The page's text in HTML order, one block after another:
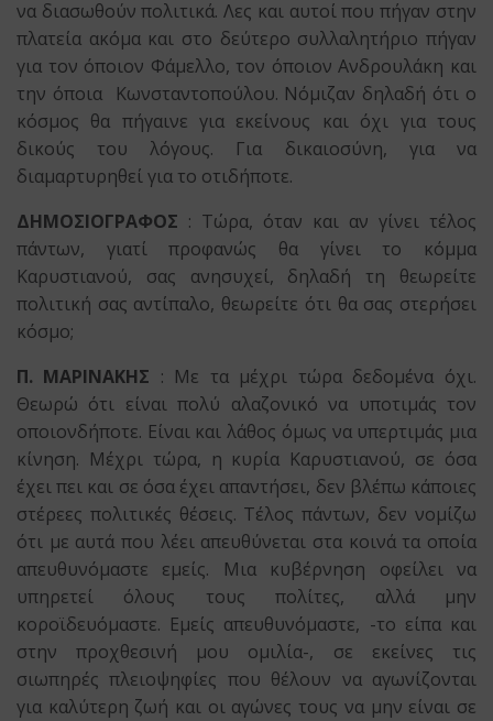
να διασωθούν πολιτικά. Λες και αυτοί που πήγαν στην
πλατεία ακόμα και στο δεύτερο συλλαλητήριο πήγαν
για τον όποιον Φάμελλο, τον όποιον Ανδρουλάκη και
την όποια Κωνσταντοπούλου. Νόμιζαν δηλαδή ότι ο
κόσμος θα πήγαινε για εκείνους και όχι για τους
δικούς του λόγους. Για δικαιοσύνη, για να
διαμαρτυρηθεί για το οτιδήποτε.
ΔΗΜΟΣΙΟΓΡΑΦΟΣ : Τώρα, όταν και αν γίνει τέλος
πάντων, γιατί προφανώς θα γίνει το κόμμα
Καρυστιανού, σας ανησυχεί, δηλαδή τη θεωρείτε
πολιτική σας αντίπαλο, θεωρείτε ότι θα σας στερήσει
κόσμο;
Π. ΜΑΡΙΝΑΚΗΣ : Με τα μέχρι τώρα δεδομένα όχι.
Θεωρώ ότι είναι πολύ αλαζονικό να υποτιμάς τον
οποιονδήποτε. Είναι και λάθος όμως να υπερτιμάς μια
κίνηση. Μέχρι τώρα, η κυρία Καρυστιανού, σε όσα
έχει πει και σε όσα έχει απαντήσει, δεν βλέπω κάποιες
στέρεες πολιτικές θέσεις. Τέλος πάντων, δεν νομίζω
ότι με αυτά που λέει απευθύνεται στα κοινά τα οποία
απευθυνόμαστε εμείς. Μια κυβέρνηση οφείλει να
υπηρετεί όλους τους πολίτες, αλλά μην
κοροϊδευόμαστε. Εμείς απευθυνόμαστε, -το είπα και
στην προχθεσινή μου ομιλία-, σε εκείνες τις
σιωπηρές πλειοψηφίες που θέλουν να αγωνίζονται
για καλύτερη ζωή και οι αγώνες τους να μην είναι σε